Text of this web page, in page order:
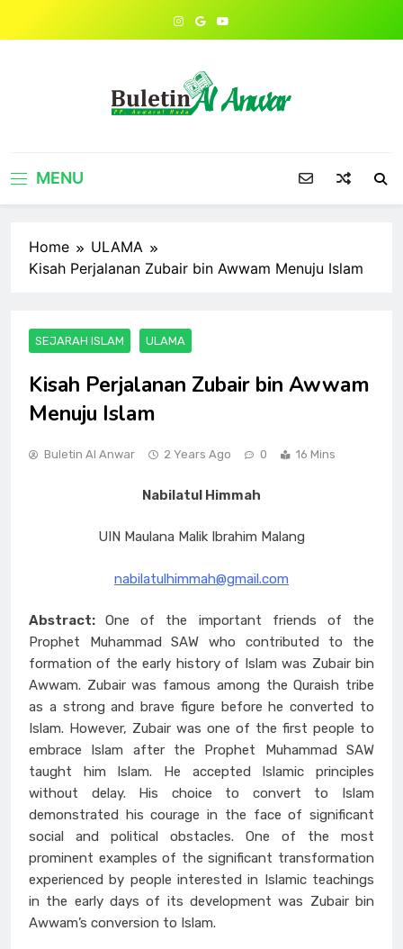
MENU
Home
ULAMA
Kisah Perjalanan Zubair bin Awwam Menuju Islam
SEJARAH ISLAM ULAMA
Kisah Perjalanan Zubair bin Awwam
Menuju Islam
Buletin Al Anwar 2 Years Ago 0 16 Mins
Nabilatul Himmah
UIN Maulana Malik Ibrahim Malang
nabilatulhimmah@gmail.com
Abstract:One of the important friends of the
Prophet Muhammad SAW who contributed to the
formation of the early history of Islam was Zubair bin
Awwam. Zubair was famous among the Quraish tribe
as a strong and brave figure before he converted to
Islam. However, Zubair was one of the first people to
embrace Islam after the Prophet Muhammad SAW
taught him Islam. He accepted Islamic principles
without delay. His choice to convert to Islam
demonstrated his courage in the face of significant
social and political obstacles. One of the most
prominent examples of the significant transformation
experienced by people interested in Islamic teachings
in the early days of its development was Zubair bin
Awwam’s conversion to Islam.